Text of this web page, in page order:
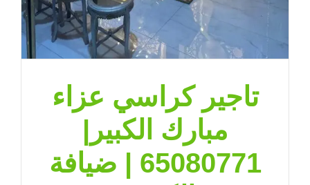
تاجير كراسي عزاء
مبارك الكبير|
65080771 | ضيافة